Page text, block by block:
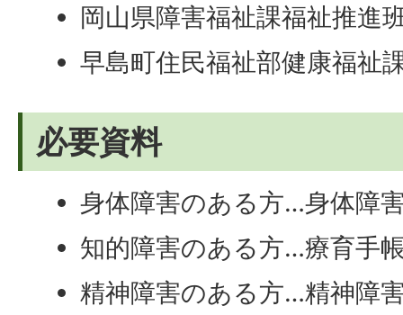
岡山県障害福祉課福祉推進
早島町住民福祉部健康福祉
必要資料
身体障害のある方…身体障
知的障害のある方…療育手
精神障害のある方…精神障